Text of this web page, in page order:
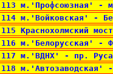
113 м.'Профсоюзная' -
114 м.'Войковская' -
115 Краснохолмский
116 м.'Белорусская' -
117 м.'ВДНХ' - пр.
118 м.'Автозаводская' -